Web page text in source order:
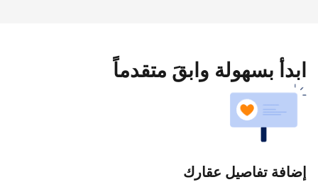
ابدأ بسهولة وابقَ متقدماً
إضافة تفاصيل عقارك